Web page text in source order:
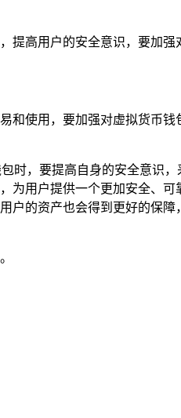
高用户的安全意识，要加
使用，要加强对虚拟货币
时，要提高自身的安全意识
用户提供一个更加安全、
的资产也会得到更好的保